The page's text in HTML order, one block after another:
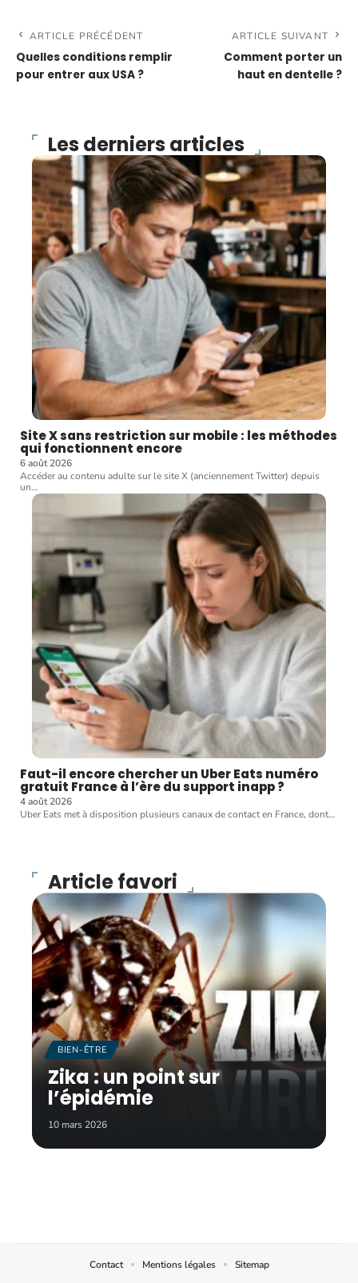
ARTICLE PRÉCÉDENT
Quelles conditions remplir
pour entrer aux USA ?
ARTICLE SUIVANT
Comment porter un
haut en dentelle ?
Les derniers articles
Site X sans restriction sur mobile : les méthodes
qui fonctionnent encore
6 août 2026
Accéder au contenu adulte sur le site X (anciennement Twitter) depuis
un…
Faut-il encore chercher un Uber Eats numéro
gratuit France à l’ère du support inapp ?
4 août 2026
Uber Eats met à disposition plusieurs canaux de contact en France, dont…
Article favori
BIEN-ÊTRE
Zika : un point sur
l’épidémie
10 mars 2026
Contact Mentions légales Sitemap